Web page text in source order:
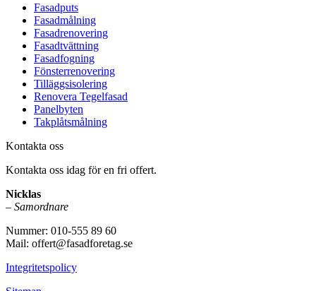
Fasadputs
Fasadmålning
Fasadrenovering
Fasadtvättning
Fasadfogning
Fönsterrenovering
Tilläggsisolering
Renovera Tegelfasad
Panelbyten
Takplåtsmålning
Kontakta oss
Kontakta oss idag för en fri offert.
Nicklas
– Samordnare
Nummer: 010-555 89 60
Mail: offert@fasadforetag.se
Integritetspolicy